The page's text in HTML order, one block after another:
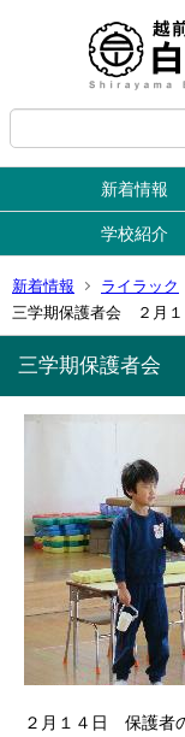
新着情報
学校紹介
新着情報 ライラック
三学期保護者会 ２月１
三学期保護者会
２月１４日 保護者